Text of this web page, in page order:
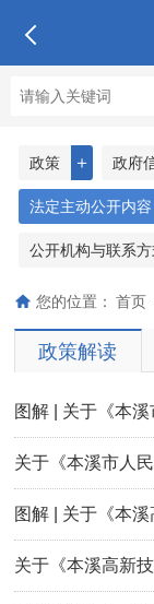
＋
政策 政府
法定主动公开内容
公开机构与联系
您的位置： 首页
政策解读
图解 | 关于《本
居民最低生活保
关于《本溪市人
低生活保障、特
图解 | 关于《本
地“先租后让”“弹
关于《本溪高新